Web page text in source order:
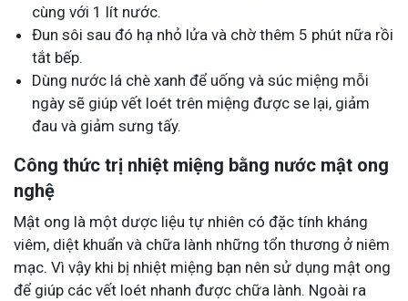
cùng với 1 lít nước.
Đun sôi sau đó hạ nhỏ lửa và chờ thêm 5 phút nữa rồi
tắt bếp.
Dùng nước lá chè xanh để uống và súc miệng mỗi
ngày sẽ giúp vết loét trên miệng được se lại, giảm
đau và giảm sưng tấy.
Công thức trị nhiệt miệng bằng nước mật ong
nghệ
Mật ong là một dược liệu tự nhiên có đặc tính kháng
viêm, diệt khuẩn và chữa lành những tổn thương ở niêm
mạc. Vì vậy khi bị nhiệt miệng bạn nên sử dụng mật ong
để giúp các vết loét nhanh được chữa lành. Ngoài ra